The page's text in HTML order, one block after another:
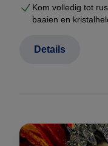
Kom volledig tot
baaien en
Details